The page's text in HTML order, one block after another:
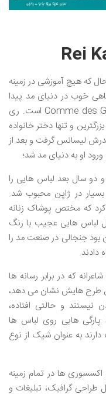
که هیچ آموزشی در زمینه
خوب در دنیای مد پیدا
کرده و موسس برند کوم دگارسونز Comme des Garcons است. ری
متولد شد، بزرگترین و تنها دختر خانواده
پدرش لیسانس گرفت و بعد از
او به دنیای مد شد؛
شد و دو سال بعد لباس هایی را
در ژاپن محبوب شد.
را در سال 1975 افتتاح کرد که مختص پوشاک زنانه
لباس هایی عجیب با رنگ
جنجالی در صنعت مد را
دادند.
که در برابر رسانه ها
طرح هایش نشان می دهد،
و حالتی افتاده،
پارگی هایی روی لباس ها
دارند به عنوان شیک از نوع
اکسسوری ها در تمام زمینه
گرافیک، تبلیغات و